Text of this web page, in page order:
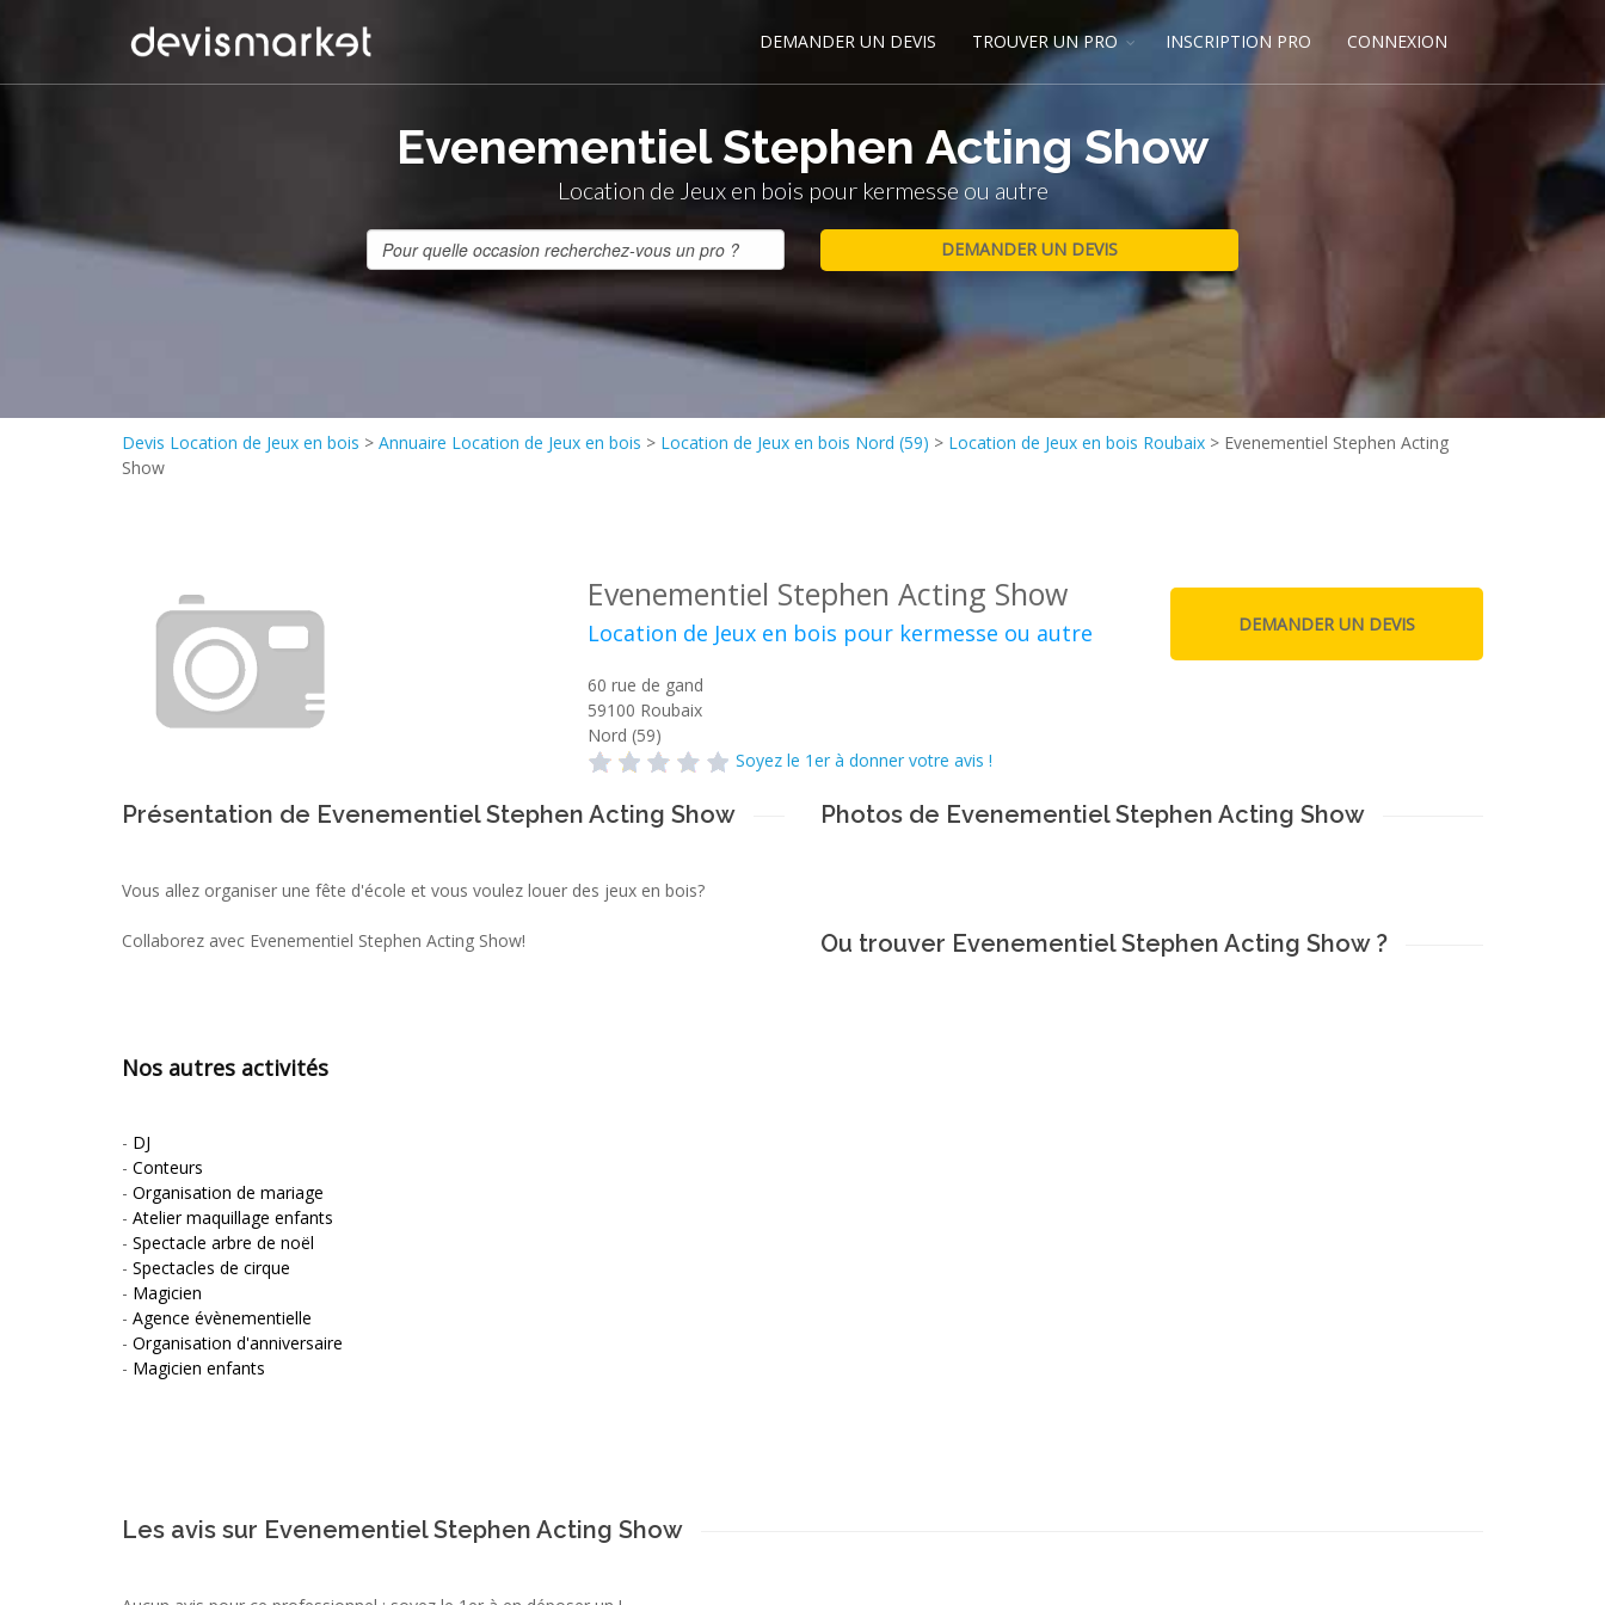
DEMANDER UN DEVIS TROUVER UN PRO INSCRIPTION PRO CONNEXION
Evenementiel Stephen Acting Show
Location de Jeux en bois pour kermesse ou autre
Devis Location de Jeux en bois > Annuaire Location de Jeux en bois > Location de Jeux en bois Nord (59) > Location de Jeux en bois Roubaix > Evenementiel Stephen Acting
Show
Evenementiel Stephen Acting Show
Location de Jeux en bois pour kermesse ou autre
60 rue de gand
59100 Roubaix
Nord (59)
Soyez le 1er à donner votre avis !
Présentation de Evenementiel Stephen Acting Show
Vous allez organiser une fête d'école et vous voulez louer des jeux en bois?
Collaborez avec Evenementiel Stephen Acting Show!
Nos autres activités
- DJ
- Conteurs
- Organisation de mariage
- Atelier maquillage enfants
- Spectacle arbre de noël
- Spectacles de cirque
- Magicien
- Agence évènementielle
- Organisation d'anniversaire
- Magicien enfants
Photos de Evenementiel Stephen Acting Show
Ou trouver Evenementiel Stephen Acting Show ?
Les avis sur Evenementiel Stephen Acting Show